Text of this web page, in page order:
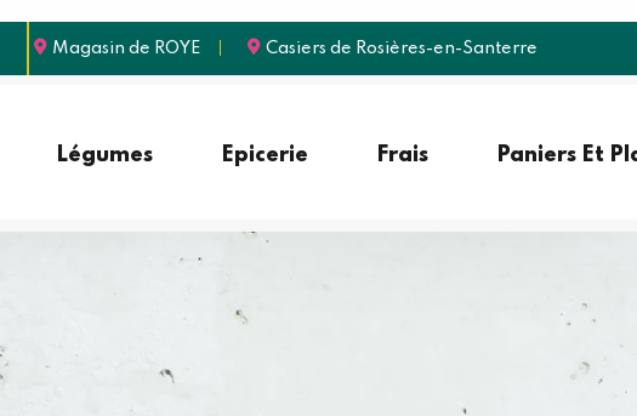
Magasin de ROYE Casiers de Rosières-en-Santerre
Légumes Epicerie Frais Paniers Et